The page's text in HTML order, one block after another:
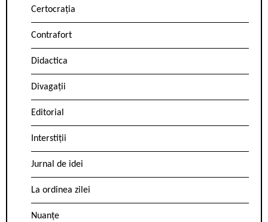
Certocrația
Contrafort
Didactica
Divagații
Editorial
Interstiții
Jurnal de idei
La ordinea zilei
Nuanțe